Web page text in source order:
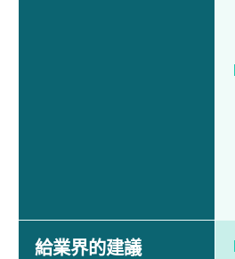
給業界的建議